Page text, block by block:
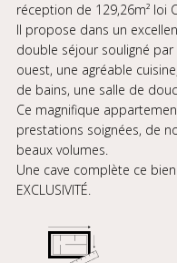
réception de 129,26m² loi
Il propose dans un
double séjour souligné
ouest, une agréable
de bains, une salle de
Ce magnifique
prestations soignées, de
beaux volumes.
Une cave complète ce
EXCLUSIVITÉ.